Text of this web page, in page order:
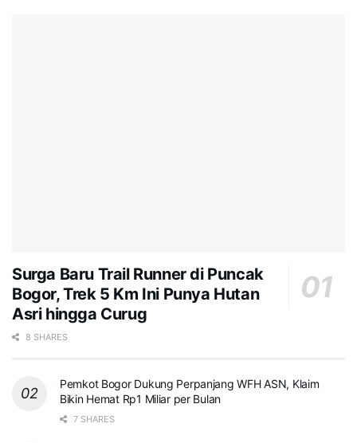
Surga Baru Trail Runner di Puncak
Bogor, Trek 5 Km Ini Punya Hutan
Asri hingga Curug
8 SHARES
Pemkot Bogor Dukung Perpanjang WFH ASN, Klaim
Bikin Hemat Rp1 Miliar per Bulan
7 SHARES